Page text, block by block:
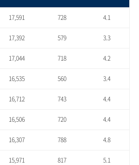
17,591 728 4.1
17,392 579 3.3
17,044 718 4.2
16,535 560 3.4
16,712 743 4.4
16,506 720 4.4
16,307 788 4.8
15,971 817 5.1